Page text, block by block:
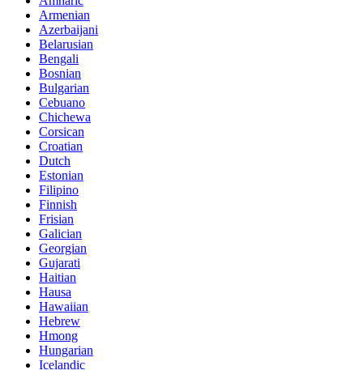
Armenian
Azerbaijani
Belarusian
Bengali
Bosnian
Bulgarian
Cebuano
Chichewa
Corsican
Croatian
Dutch
Estonian
Filipino
Finnish
Frisian
Galician
Georgian
Gujarati
Haitian
Hausa
Hawaiian
Hebrew
Hmong
Hungarian
Icelandic